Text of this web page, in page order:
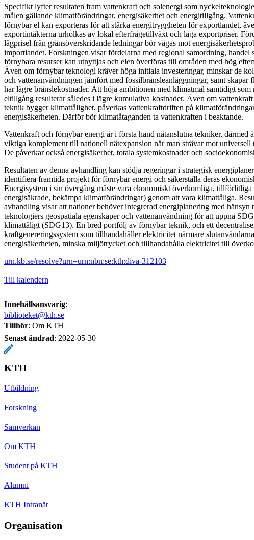
Specifikt lyfter resultaten fram vattenkraft och solenergi som
målen gällande klimatförändringar, energisäkerhet och energitillgång.
förnybar el kan exporteras för att stärka energitryggheten för exportlandet,
exportintäkterna urholkas av lokal efterfrågetillväxt och låga exportpriser.
lågprisel från gränsöverskridande ledningar bör vägas mot
importlandet. Forskningen visar fördelarna med regional samordning, handel
förnybara resurser kan utnyttjas och elen överföras till områden med hög
Även om förnybar teknologi kräver höga initiala investeringar, minskar de
och vattenanvändningen jämfört med fossilbränsleanläggningar, samt skapar
har lägre bränslekostnader. Att höja ambitionen med klimatmål samtidigt som
eltillgång resulterar således i lägre kumulativa kostnader. Även om
teknik bygger klimattålighet, påverkas vattenkraftdriften på
energisäkerheten. Därför bör klimatåtaganden ta vattenkraften i beaktande.
Vattenkraft och förnybar energi är i första hand nätanslutna tekniker, därmed
viktiga komplement till nationell nätexpansion när man strävar mot
De påverkar också energisäkerhet, totala systemkostnader och
Resultaten av denna avhandling kan stödja regeringar i strategisk
identifiera framtida projekt för förnybar energi och säkerställa deras
Energisystem i sin övergång måste vara ekonomiskt överkomliga, tillförlitliga
energisäkrade, bekämpa klimatförändringar) genom att vara klimattåliga.
avhandling visar att nationer behöver integrerad energiplanering med hänsyn
teknologiers geospatiala egenskaper och vattenanvändning för att uppnå
klimattåligt (SDG13). En bred portfölj av förnybar teknik, och ett
kraftgenereringssystem som tillhandahåller elektricitet närmare
energisäkerheten, minska miljötrycket och tillhandahålla elektricitet till
urn.kb.se/resolve?urn=urn:nbn:se:kth:diva-312103
Till kalendern
Innehållsansvarig:
biblioteket@kth.se
Tillhör: Om KTH
Senast ändrad: 2022-05-30
KTH
Utbildning
Forskning
Samverkan
Om KTH
Student på KTH
Alumni
KTH Intranät
Organisation